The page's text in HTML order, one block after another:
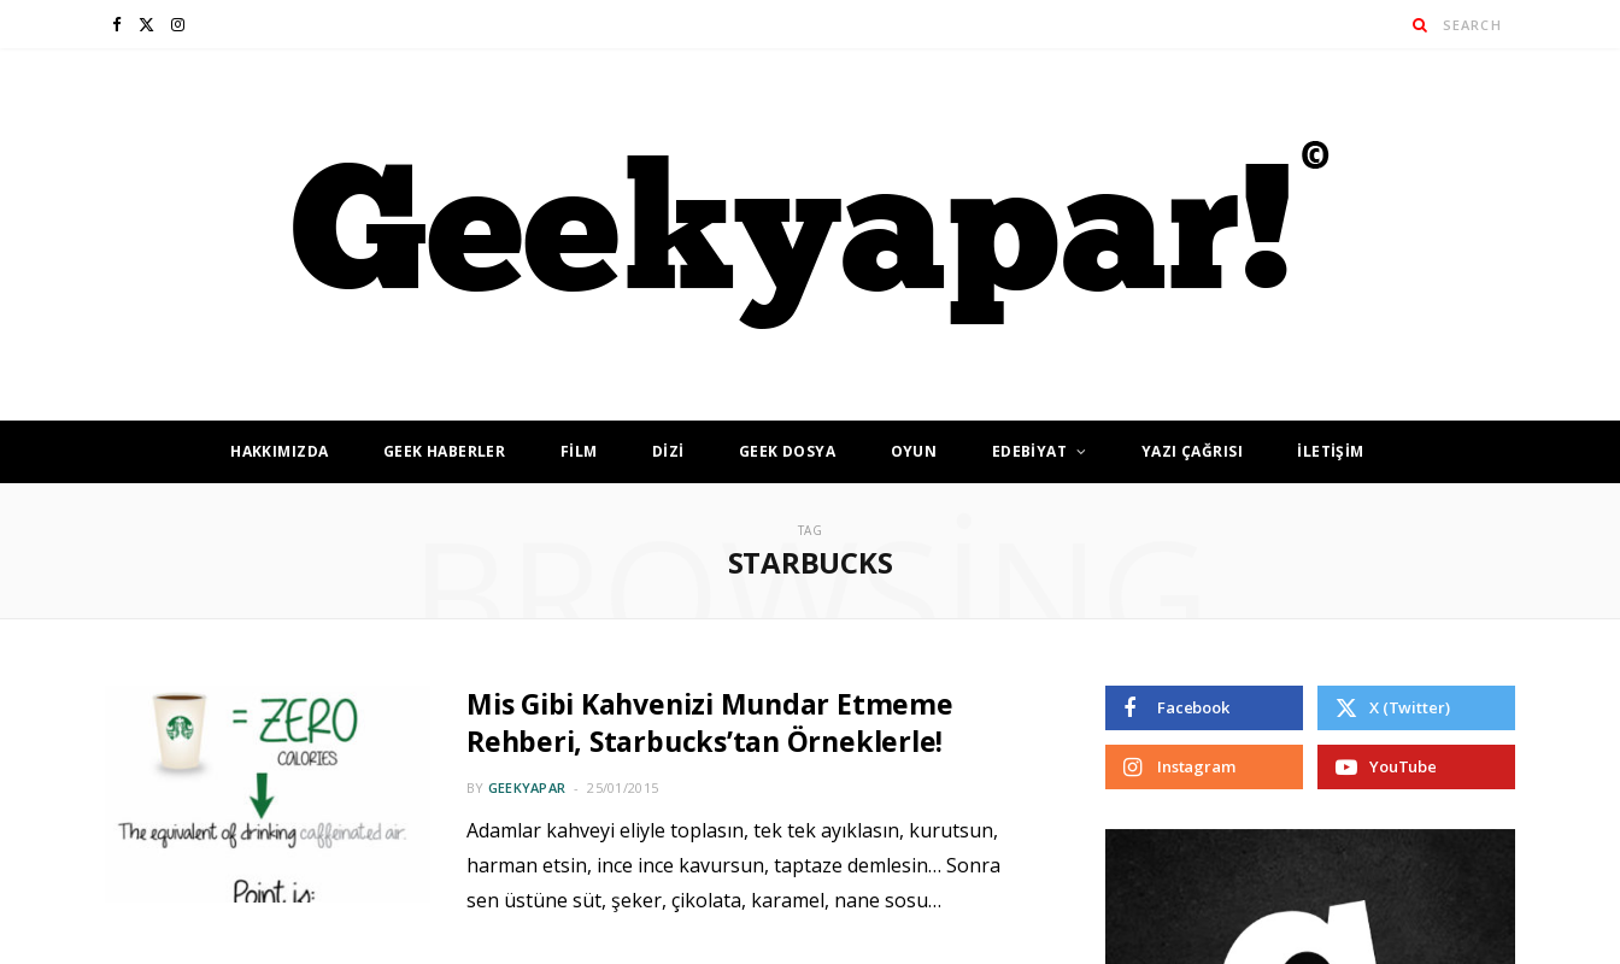
F I
HAKKIMIZDA GEEK HABERLER FİLM DİZİ GEEK DOSYA OYUN EDEBİYAT YAZI ÇAĞRISI İLETİŞİM
TAG
STARBUCKS
BROWSING
Mis Gibi Kahvenizi Mundar Etmeme
Rehberi, Starbucks’tan Örneklerle!
BY GEEKYAPAR 25/01/2015
Adamlar kahveyi eliyle toplasın, tek tek ayıklasın, kurutsun,
harman etsin, ince ince kavursun, taptaze demlesin… Sonra
sen üstüne süt, şeker, çikolata, karamel, nane sosu…
Facebook X (Twitter)
Instagram YouTube